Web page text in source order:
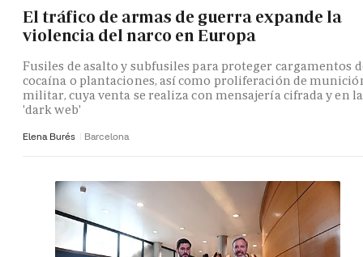
El tráfico de armas de guerra expande la
violencia del narco en Europa
Fusiles de asalto y subfusiles para proteger cargamentos
cocaína o plantaciones, así como proliferación de
militar, cuya venta se realiza con mensajería cifrada y en la
'dark web'
Elena Burés Barcelona